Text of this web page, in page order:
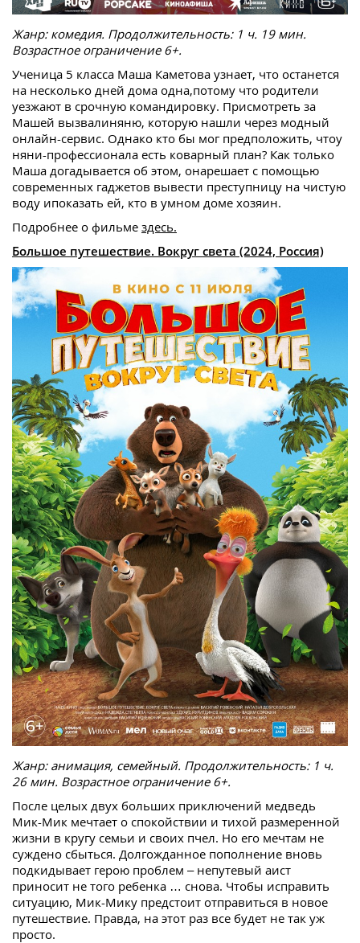
Жанр: комедия. Продолжительность: 1 ч. 19 мин.
Возрастное ограничение 6+.
Ученица 5 класса Маша Каметова узнает, что останется
на несколько дней дома одна,потому что родители
уезжают в срочную командировку. Присмотреть за
Машей вызвалиняню, которую нашли через модный
онлайн-сервис. Однако кто бы мог предположить, чтоу
няни-профессионала есть коварный план? Как только
Маша догадывается об этом, онарешает с помощью
современных гаджетов вывести преступницу на чистую
воду ипоказать ей, кто в умном доме хозяин.
Подробнее о фильме здесь.
Большое путешествие. Вокруг света (2024, Россия)
Жанр: анимация, семейный. Продолжительность: 1 ч.
26 мин. Возрастное ограничение 6+.
После целых двух больших приключений медведь
Мик-Мик мечтает о спокойствии и тихой размеренной
жизни в кругу семьи и своих пчел. Но его мечтам не
суждено сбыться. Долгожданное пополнение вновь
подкидывает герою проблем – непутевый аист
приносит не того ребенка … снова. Чтобы исправить
ситуацию, Мик-Мику предстоит отправиться в новое
путешествие. Правда, на этот раз все будет не так уж
просто.